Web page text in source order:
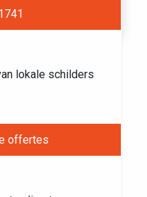
lokale schilders
offertes